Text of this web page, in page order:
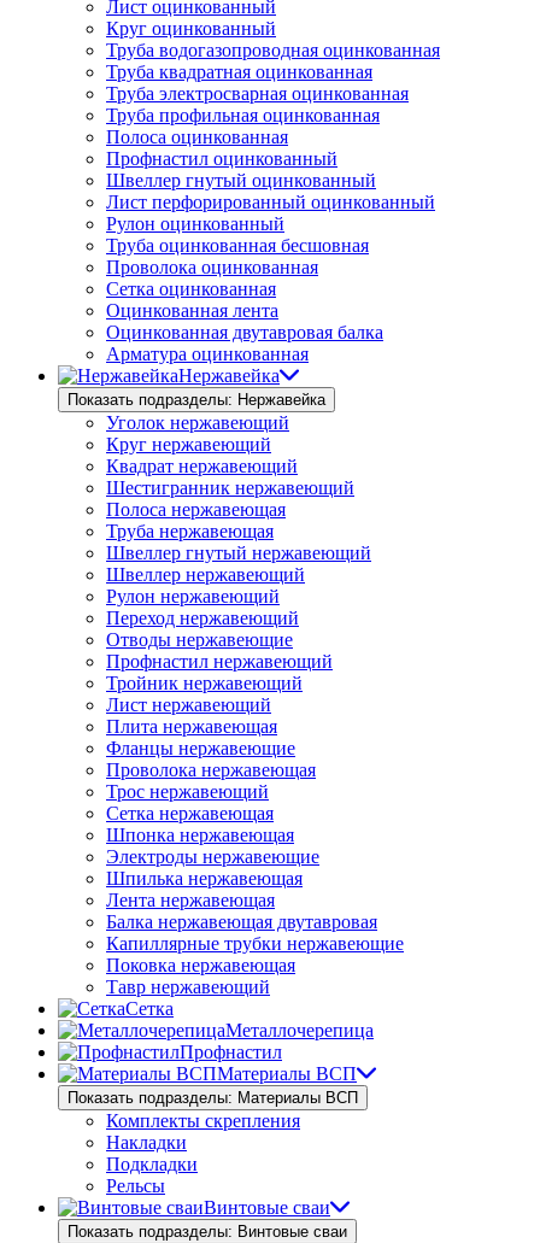
Лист оцинкованный
Круг оцинкованный
Труба водогазопроводная оцинкованная
Труба квадратная оцинкованная
Труба электросварная оцинкованная
Труба профильная оцинкованная
Полоса оцинкованная
Профнастил оцинкованный
Швеллер гнутый оцинкованный
Лист перфорированный оцинкованный
Рулон оцинкованный
Труба оцинкованная бесшовная
Проволока оцинкованная
Сетка оцинкованная
Оцинкованная лента
Оцинкованная двутавровая балка
Арматура оцинкованная
Нержавейка
Показать подразделы: Нержавейка
Уголок нержавеющий
Круг нержавеющий
Квадрат нержавеющий
Шестигранник нержавеющий
Полоса нержавеющая
Труба нержавеющая
Швеллер гнутый нержавеющий
Швеллер нержавеющий
Рулон нержавеющий
Переход нержавеющий
Отводы нержавеющие
Профнастил нержавеющий
Тройник нержавеющий
Лист нержавеющий
Плита нержавеющая
Фланцы нержавеющие
Проволока нержавеющая
Трос нержавеющий
Сетка нержавеющая
Шпонка нержавеющая
Электроды нержавеющие
Шпилька нержавеющая
Лента нержавеющая
Балка нержавеющая двутавровая
Капиллярные трубки нержавеющие
Поковка нержавеющая
Тавр нержавеющий
Сетка
Металлочерепица
Профнастил
Материалы ВСП
Показать подразделы: Материалы ВСП
Комплекты скрепления
Накладки
Подкладки
Рельсы
Винтовые сваи
Показать подразделы: Винтовые сваи